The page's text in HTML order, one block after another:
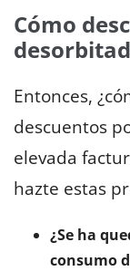
Cómo
Entonces,
descuentos
elevada
hazte estas
¿Se ha
consumo